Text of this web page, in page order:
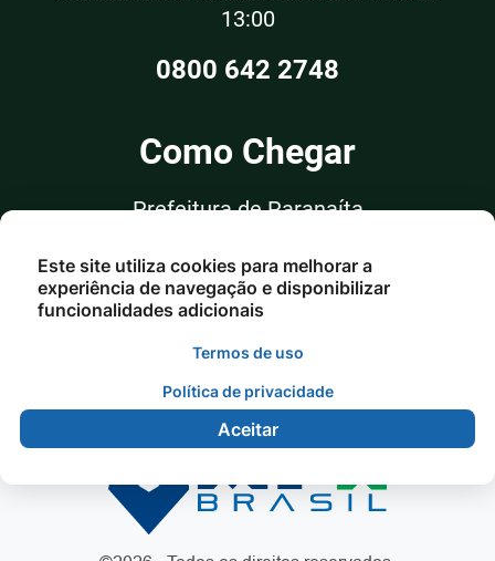
13:00
0800 642 2748
Como Chegar
Prefeitura de Paranaíta
Rua Alceu Rossi, nº 351, Sala 03
Centro - Paranaíta/MT
Este site utiliza cookies para melhorar a
experiência de navegação e disponibilizar
funcionalidades adicionais
Termos de uso
Política de privacidade
Aceitar